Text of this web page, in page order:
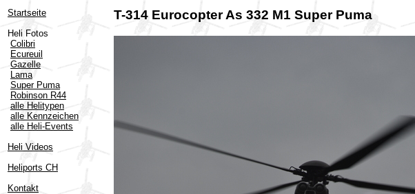
Startseite
Heli Fotos
Colibri
Ecureuil
Gazelle
Lama
Super Puma
Robinson R44
alle Helitypen
alle Kennzeichen
alle Heli-Events
Heli Videos
Heliports CH
Kontakt
T-314 Eurocopter As 332 M1 Super Puma